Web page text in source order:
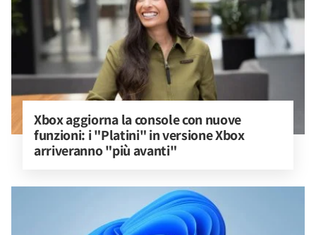
Xbox aggiorna la console con nuove
funzioni: i "Platini" in versione Xbox
arriveranno "più avanti"